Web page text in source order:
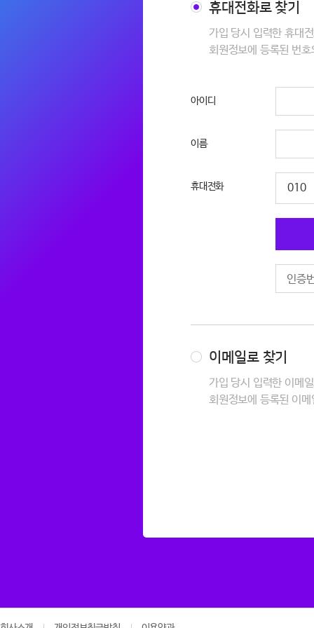
아이디 찾기
휴대전화로 찾기
가입 당시 입력한 휴대
회원정보에 등록된 번
아이디
이름
010
휴대전화
이메일로 찾기
가입 당시 입력한 이메
회원정보에 등록된 이